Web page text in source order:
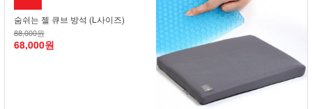
숨쉬는 젤 큐브 방석 (L사이즈)
88,000원
68,000원